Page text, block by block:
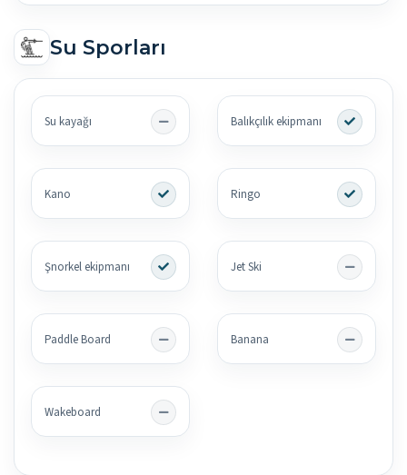
Su Sporları
Su kayağı Balıkçılık ekipmanı
Kano Ringo
Şnorkel ekipmanı Jet Ski
Paddle Board Banana
Wakeboard